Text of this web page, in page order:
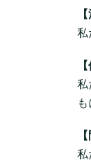
私
私
私